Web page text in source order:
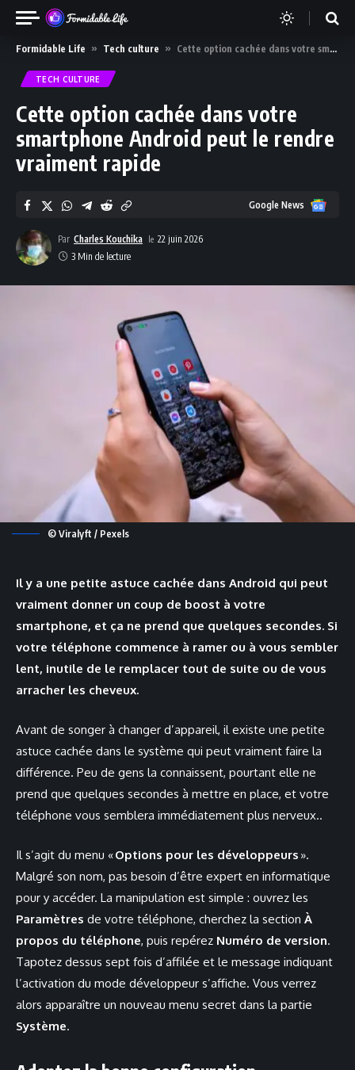
Formidable Life » Tech culture » Cette option cachée dans votre smartphone Android peut le rendre vraiment rapide
TECH CULTURE
Cette option cachée dans votre
smartphone Android peut le rendre
vraiment rapide
Par Charles Kouchika
22 juin 2026
3 Min de lecture
Google News Google
© Viralyft / Pexels
Il y a une petite astuce cachée dans Android qui peut
vraiment donner un coup de boost à votre
smartphone, et ça ne prend que quelques secondes. Si
votre téléphone commence à ramer ou à vous sembler
lent, inutile de le remplacer tout de suite ou de vous
arracher les cheveux.
Avant de songer à changer d’appareil, il existe une petite
astuce cachée dans le système qui peut vraiment faire la
différence. Peu de gens la connaissent, pourtant elle ne
prend que quelques secondes à mettre en place, et votre
téléphone vous semblera immédiatement plus nerveux..
Il s’agit du menu «Options pour les développeurs ».
Malgré son nom, pas besoin d’être expert en informatique
pour y accéder. La manipulation est simple : ouvrez les
Paramètres de votre téléphone, cherchez la section À
propos du téléphone, puis repérez Numéro de version.
Tapotez dessus sept fois d’affilée et le message indiquant
l’activation du mode développeur s’affiche. Vous verrez
alors apparaître un nouveau menu secret dans la partie
Système.